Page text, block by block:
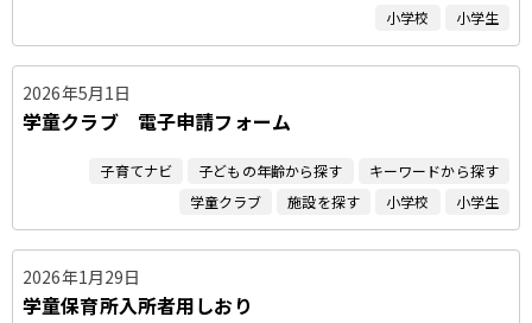
小学校
小学生
2026年5月1日
学童クラブ 電子申請フォーム
子育てナビ 子どもの年齢から探す
キーワードから探す
学童クラブ
施設を探す 小学校 小学生
2026年1月29日
学童保育所入所者用しおり